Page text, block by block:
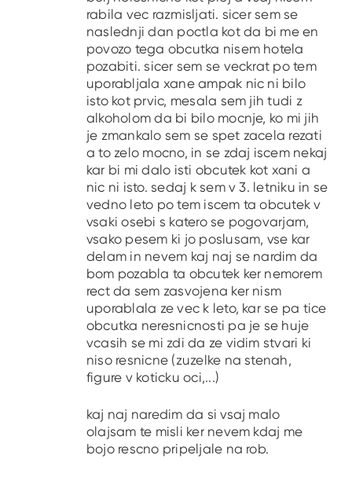
rabila vec razmisljati. sicer sem se
naslednji dan poctla kot da bi me en
povozo tega obcutka nisem hotela
pozabiti. sicer sem se veckrat po tem
uporabljala xane ampak nic ni bilo
isto kot prvic, mesala sem jih tudi z
alkoholom da bi bilo mocnje, ko mi jih
je zmankalo sem se spet zacela rezati
a to zelo mocno, in se zdaj iscem nekaj
kar bi mi dalo isti obcutek kot xani a
nic ni isto. sedaj k sem v 3. letniku in se
vedno leto po tem iscem ta obcutek v
vsaki osebi s katero se pogovarjam,
vsako pesem ki jo poslusam, vse kar
delam in nevem kaj naj se nardim da
bom pozabla ta obcutek ker nemorem
rect da sem zasvojena ker nism
uporablala ze vec k leto, kar se pa tice
obcutka neresnicnosti pa je se huje
vcasih se mi zdi da ze vidim stvari ki
niso resnicne (zuzelke na stenah,
figure v koticku oci,...)
kaj naj naredim da si vsaj malo
olajsam te misli ker nevem kdaj me
bojo rescno pripeljale na rob.